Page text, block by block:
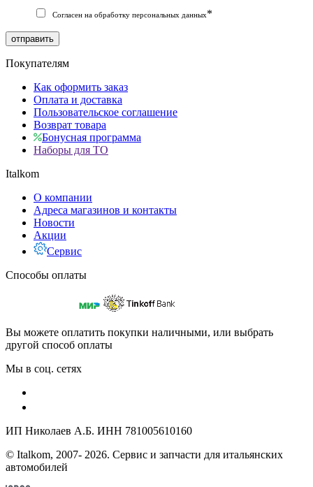
Согласен на обработку персональных данных*
отправить
Покупателям
Как оформить заказ
Оплата и доставка
Пользовательское соглашение
Возврат товара
Бонусная программа
Наборы для ТО
Italkom
О компании
Адреса магазинов и контакты
Новости
Акции
Сервис
Способы оплаты
Вы можете оплатить покупки наличными, или выбрать
другой способ оплаты
Мы в соц. сетях
ИП Николаев А.Б. ИНН 781005610160
© Italkom, 2007- 2026. Сервис и запчасти для итальянских
автомобилей